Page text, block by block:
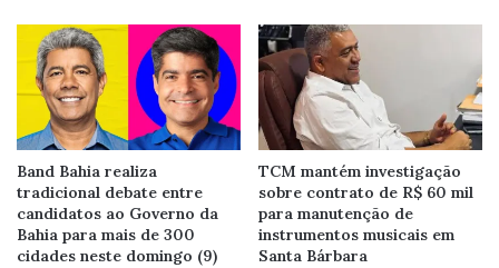
Band Bahia realiza
tradicional debate entre
candidatos ao Governo da
Bahia para mais de 300
cidades neste domingo (9)
TCM mantém investigação
sobre contrato de R$ 60 mil
para manutenção de
instrumentos musicais em
Santa Bárbara